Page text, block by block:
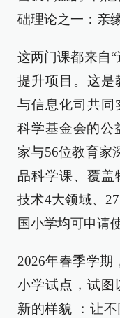
础理论之一：亲
这两门课都来自
提升项目。这是
与信息化司共同
科学基金会的公
家与56位教育家
品科学课、覆盖
技术4大领域、
国小学均可申请
2026年春季学期
小学试点，试图
新的样貌 ：让